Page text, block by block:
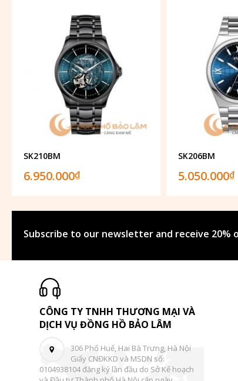
SK210BM
6.950.000₫
SK206BM
5.050.000₫
Subscribe to our newsletter and receive
CÔNG TY TNHH THƯƠNG MẠI VÀ
DỊCH VỤ ĐỒNG HỒ BẢO LÂM
306 Phố Huế, Hai Bà Trưng, Hà Nội
Giấy CNĐKKD và MSDN số:
0104938104 đăng ký lần đầu do Sở Kế hoạch